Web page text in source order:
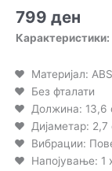
799 ден
Карактеристики:
Материјал:
Без фталати
Должина: 13,6
Дијаметар: 2,7
Вибрации:
Напојување: 1